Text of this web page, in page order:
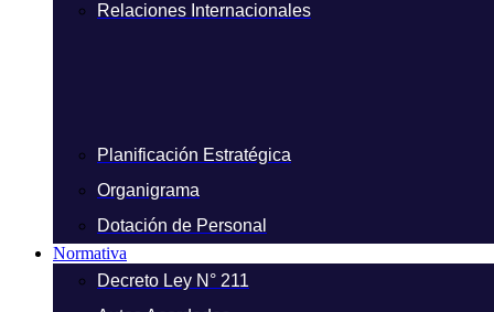
Relaciones Internacionales
Planificación Estratégica
Organigrama
Dotación de Personal
Normativa
Decreto Ley N° 211